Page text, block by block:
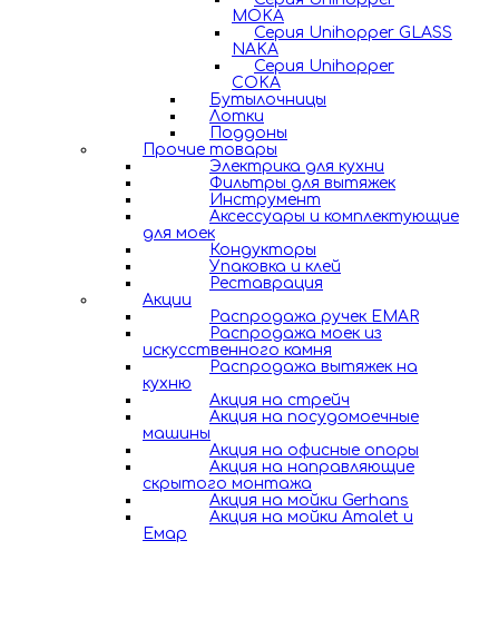
MOKA
Серия Unihopper GLASS
NAKA
Серия Unihopper
COKA
Бутылочницы
Лотки
Поддоны
Прочие товары
Электрика для кухни
Фильтры для вытяжек
Инструмент
Аксессуары и комплектующие
для моек
Кондукторы
Упаковка и клей
Реставрация
Акции
Распродажа ручек EMAR
Распродажа моек из
искусственного камня
Распродажа вытяжек на
кухню
Акция на стрейч
Акция на посудомоечные
машины
Акция на офисные опоры
Акция на направляющие
скрытого монтажа
Акция на мойки Gerhans
Акция на мойки Amalet и
Емар